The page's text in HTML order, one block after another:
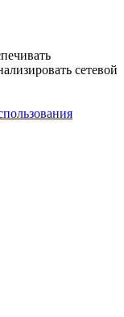
сетевой